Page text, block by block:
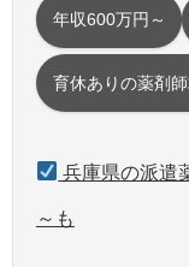
年収600万円～
育休ありの薬剤師
兵庫県の派遣
～も